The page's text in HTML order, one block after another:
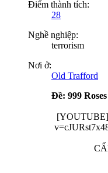
Điểm thành tích:
28
Nghề nghiệp:
terrorism
Nơi ở:
Old Trafford
Ðề: 999 Roses